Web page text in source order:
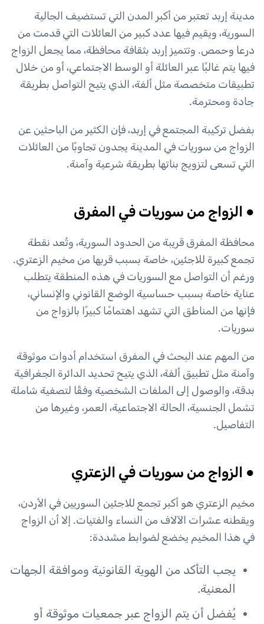
مدينة إربد تعتبر من أكبر المدن التي تستضيف الجالية
السورية، ويقيم فيها عدد كبير من العائلات التي قدمت من
درعا وحمص. وتتميز إربد بثقافة محافظة، مما يجعل الزواج
فيها يتم غالبًا عبر العائلة أو الوسط الاجتماعي، أو من خلال
تطبيقات متخصصة مثل ألفة، الذي يتيح التواصل بطريقة
جادة ومحترمة.
بفضل تركيبة المجتمع في إربد، فإن الكثير من الباحثين عن
الزواج من سوريات في المدينة يجدون تجاوبًا من العائلات
التي تسعى لتزويج بناتها بطريقة شرعية وآمنة.
● الزواج من سوريات في المفرق
محافظة المفرق قريبة من الحدود السورية، وتُعد نقطة
تجمع كبيرة للاجئين، خاصة بسبب قربها من مخيم الزعتري.
ورغم أن التواصل مع السوريات في هذه المنطقة يتطلب
عناية خاصة بسبب حساسية الوضع القانوني والإنساني،
فإنها من المناطق التي تشهد اهتمامًا كبيرًا بالزواج من
سوريات.
من المهم عند البحث في المفرق استخدام أدوات موثوقة
وآمنة مثل تطبيق ألفة، الذي يتيح تحديد الدائرة الجغرافية
بدقة، والوصول إلى الملفات الشخصية وفقًا لتصفية شاملة
تشمل الجنسية، الحالة الاجتماعية، العمر، وغيرها من
التفاصيل.
● الزواج من سوريات في الزعتري
مخيم الزعتري هو أكبر تجمع للاجئين السوريين في الأردن،
ويقطنه عشرات الآلاف من النساء والفتيات. إلا أن الزواج
في هذا المخيم يخضع لضوابط مشددة:
يجب التأكد من الهوية القانونية وموافقة الجهات
المعنية.
يُفضل أن يتم الزواج عبر جمعيات موثوقة أو